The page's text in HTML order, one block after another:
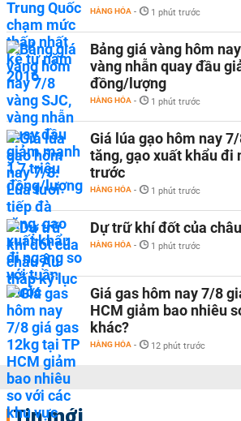
HÀNG HÓA - 1 phút trước
Bảng giá vàng hôm
vàng nhẫn quay đầu
đồng/lượng
HÀNG HÓA - 1 phút trước
Giá lúa gạo hôm nay
tăng, gạo xuất khẩu đi
trước
HÀNG HÓA - 1 phút trước
Dự trữ khí đốt của
HÀNG HÓA - 1 phút trước
Giá gas hôm nay 7/8
HCM giảm bao nhiêu
khác?
HÀNG HÓA - 12 phút trước
Tin mới